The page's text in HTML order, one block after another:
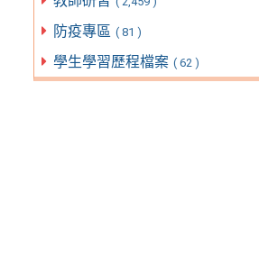
防疫專區 ( 81 )
學生學習歷程檔案 ( 62 )